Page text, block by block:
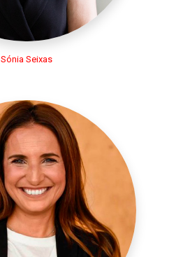
Sónia Seixas